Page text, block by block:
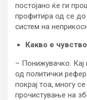
постојано ќе ги
профитира од се до
систем на
Какво е
– Понижувачко.
од политички
покрај тоа, многу
прочистување на